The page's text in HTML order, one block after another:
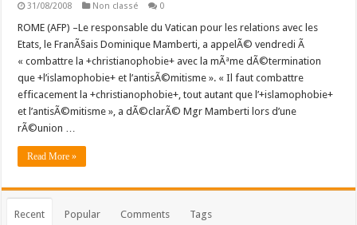
31/08/2008 Non classé 0
ROME (AFP) –Le responsable du Vatican pour les relations avec les
Etats, le FranÃ§ais Dominique Mamberti, a appelÃ© vendredi Ã
« combattre la +christianophobie+ avec la mÃªme dÃ©termination
que +l’islamophobie+ et l’antisÃ©mitisme ». « Il faut combattre
efficacement la +christianophobie+, tout autant que l’+islamophobie+
et l’antisÃ©mitisme », a dÃ©clarÃ© Mgr Mamberti lors d’une
rÃ©union …
Read More »
Recent Popular Comments Tags